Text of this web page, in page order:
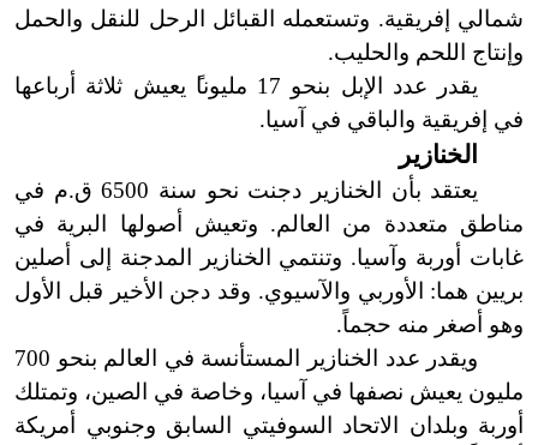
شمالي إفريقية. وتستعمله القبائل الرحل للنقل والحمل
وإنتاج اللحم والحليب.
يقدر عدد الإبل بنحو 17 مليونا
يعيش ثلاثة أرباعها
في إفريقية والباقي في آسيا.
الخنازير
يعتقد بأن الخنازير دجنت نحو سنة 6500 ق.م في
مناطق متعددة من العالم. وتعيش أصولها البرية في
غابات أوربة وآسيا. وتنتمي الخنازير المدجنة إلى أصلين
بريين هما: الأوربي والآسيوي. وقد دجن الأخير قبل الأول
وهو أصغر منه حجماً.
ويقدر عدد الخنازير المستأنسة في العالم بنحو 700
مليون يعيش نصفها في آسيا، وخاصة في الصين، وتمتلك
أوربة وبلدان الاتحاد السوفيتي السابق وجنوبي أمريكة